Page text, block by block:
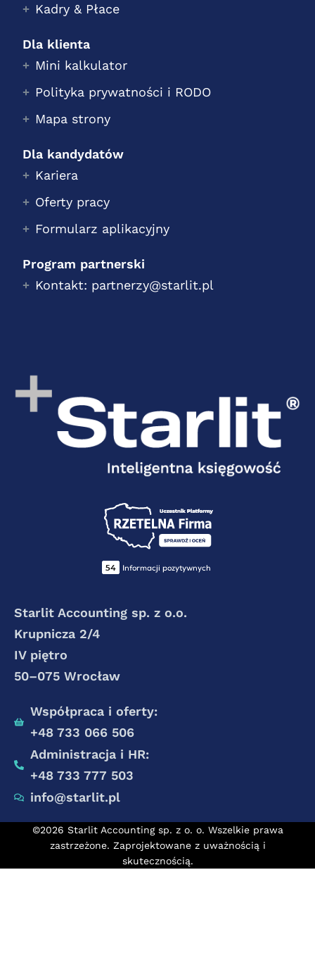
Kadry & Płace
Dla klienta
Mini kalkulator
Polityka prywatności i RODO
Mapa strony
Dla kandydatów
Kariera
Oferty pracy
Formularz aplikacyjny
Program partnerski
Kontakt: partnerzy@starlit.pl
Starlit Accounting sp. z o.o.
Krupnicza 2/4
IV piętro
50–075 Wrocław
Współpraca i oferty:
+48 733 066 506
Administracja i HR:
+48 733 777 503
info@starlit.pl
©2026 Starlit Accounting sp. z o. o. Wszelkie prawa
zastrzeżone. Zaprojektowane z uważnością i
skutecznością.